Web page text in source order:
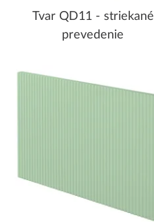
Tvar QD11 - striekané
prevedenie